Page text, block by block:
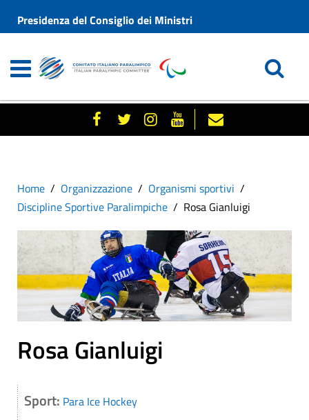
Presidenza del Consiglio dei Ministri
Home Organizzazione
Organismi sportivi
Discipline Sportive Paralimpiche
Rosa Gianluigi
Rosa Gianluigi
Sport: Para Ice Hockey